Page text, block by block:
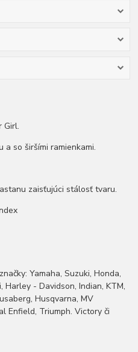
Girl.
so širšími ramienkami.
zaisťujúci stálosť tvaru.
Yamaha, Suzuki, Honda,
- Davidson, Indian, KTM,
Husqvarna, MV
Enfield, Triumph. Victory či